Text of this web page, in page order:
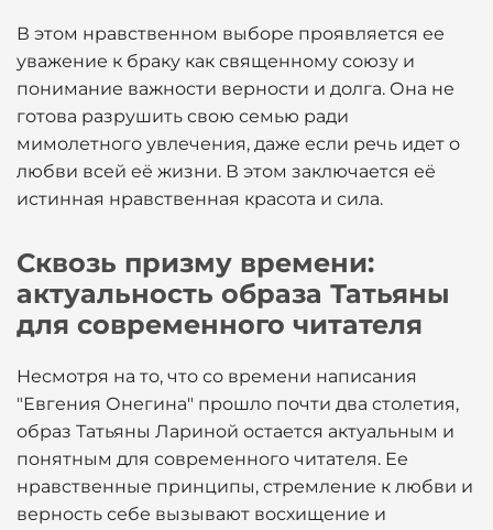
В этом нравственном выборе проявляется ее
уважение к браку как священному союзу и
понимание важности верности и долга. Она не
готова разрушить свою семью ради
мимолетного увлечения, даже если речь идет о
любви всей её жизни. В этом заключается её
истинная нравственная красота и сила.
Сквозь призму времени:
актуальность образа Татьяны
для современного читателя
Несмотря на то, что со времени написания
"Евгения Онегина" прошло почти два столетия,
образ Татьяны Лариной остается актуальным и
понятным для современного читателя. Ее
нравственные принципы, стремление к любви и
верность себе вызывают восхищение и